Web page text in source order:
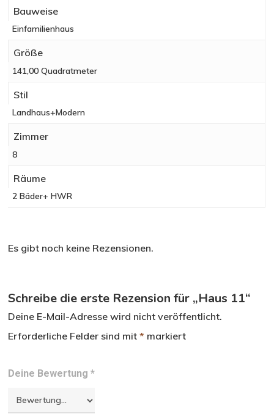
Bauweise
Einfamilienhaus
Größe
141,00 Quadratmeter
Stil
Landhaus+Modern
Zimmer
8
Räume
2 Bäder+ HWR
Es gibt noch keine Rezensionen.
Schreibe die erste Rezension für „Haus 11“
Deine E-Mail-Adresse wird nicht veröffentlicht.
Erforderliche Felder sind mit* markiert
Deine Bewertung*